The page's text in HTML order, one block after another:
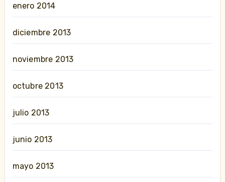
enero 2014
diciembre 2013
noviembre 2013
octubre 2013
julio 2013
junio 2013
mayo 2013